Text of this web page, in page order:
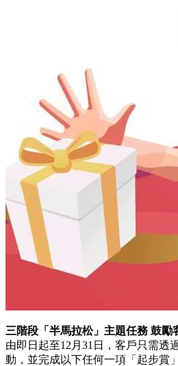
三階段「半馬拉松」主題任務 鼓勵
由即日起至12月31日，客戶只需透
動，並完成以下任何一項「起步賞